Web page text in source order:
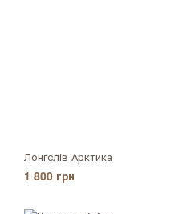
Лонгслів Арктика
1 800 грн